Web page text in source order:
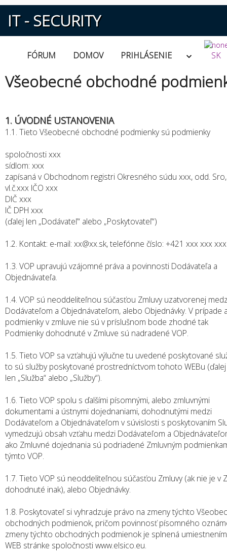
IT - SECURITY
FÓRUM DOMOV PRIHLÁSENIE SK
Všeobecné obchodné
1. ÚVODNÉ USTANOVENIA
1.1. Tieto Všeobecné obchodné podmienky sú podmienky
spoločnosti xxx
sídlom: xxx
zapísaná v Obchodnom registri Okresného súdu xxx, odd. Sro,
vl.č.xxx IČO xxx
DIČ xxx
IČ DPH xxx
(ďalej len „Dodávateľ“ alebo „Poskytovateľ“)
1.2. Kontakt: e-mail: xx@xx.sk, telefónne číslo: +421 xxx xxx xxx
1.3. VOP upravujú vzájomné práva a povinnosti Dodávateľa a
Objednávateľa.
1.4. VOP sú neoddeliteľnou súčasťou Zmluvy uzatvorenej
Dodávateľom a Objednávateľom, alebo Objednávky. V prípade
podmienky v zmluve nie sú v príslušnom bode zhodné tak
Podmienky dohodnuté v Zmluve sú nadradené VOP.
1.5. Tieto VOP sa vzťahujú výlučne tu uvedené poskytované
to sú služby poskytované prostredníctvom tohoto WEBu
len „Služba“ alebo „Služby“).
1.6. Tieto VOP spolu s ďalšími písomnými, alebo zmluvnými
dokumentami a ústnymi dojednaniami, dohodnutými medzi
Dodávateľom a Objednávateľom v súvislosti s poskytovaním
vymedzujú obsah vzťahu medzi Dodávateľom a
ako Zmluvné dojednania sú podriadené Zmluvným
týmto VOP.
1.7. Tieto VOP sú neoddeliteľnou súčasťou Zmluvy (ak nie je v
dohodnuté inak), alebo Objednávky.
1.8. Poskytovateľ si vyhradzuje právo na zmeny týchto
obchodných podmienok, pričom povinnosť písomného
zmeny týchto obchodných podmienok je splnená
WEB stránke spoločnosti www.elsico.eu.